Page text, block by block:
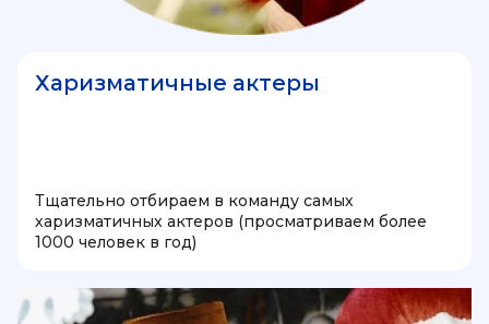
Харизматичные актеры
Тщательно отбираем в команду самых
харизматичных актеров (просматриваем более
1000 человек в год)